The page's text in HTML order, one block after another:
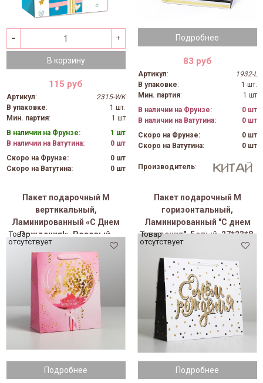
В корзину
115 руб
Артикул:
2315-WK
В упаковке:
1 шт.
Мин. партия:
1 шт
В наличии на Фрунзе:
1 шт
В наличии на Ватутина:
0 шт
Скоро на Фрунзе:
0 шт
Скоро на Ватутина:
0 шт
Подробнее
83 руб
Артикул:
1932-L
В упаковке:
1 шт.
Мин. партия:
1 шт
В наличии на Фрунзе:
0 шт
В наличии на Ватутина:
0 шт
Скоро на Фрунзе:
0 шт
Скоро на Ватутина:
0 шт
Производитель:
Пакет подарочный M
вертикальный,
Ламинированный «С Днем
Рождения!», Розовый,
26*30*9 см (Д*В*Ш)
Подробнее
Товар
отсутствует
Пакет подарочный M
горизонтальный,
Ламинированный "С днем
рождения", Белый, 27*23*8
см (Д*В*Ш)
Подробнее
Товар
отсутствует